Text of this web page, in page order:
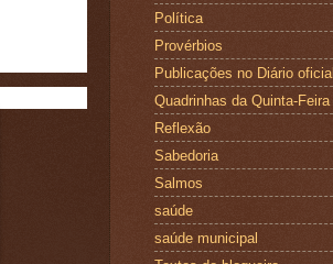
Política
Provérbios
Publicações no Diário oficial
Quadrinhas da Quinta-Feira
Reflexão
Sabedoria
Salmos
saúde
saúde municipal